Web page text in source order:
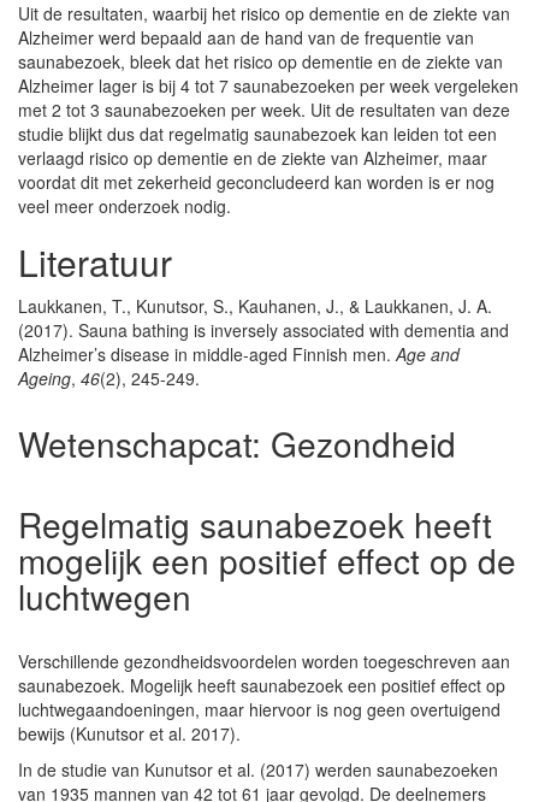
Uit de resultaten, waarbij het risico op dementie en de ziekte van
Alzheimer werd bepaald aan de hand van de frequentie van
saunabezoek, bleek dat het risico op dementie en de ziekte van
Alzheimer lager is bij 4 tot 7 saunabezoeken per week vergeleken
met 2 tot 3 saunabezoeken per week. Uit de resultaten van deze
studie blijkt dus dat regelmatig saunabezoek kan leiden tot een
verlaagd risico op dementie en de ziekte van Alzheimer, maar
voordat dit met zekerheid geconcludeerd kan worden is er nog
veel meer onderzoek nodig.
Literatuur
Laukkanen, T., Kunutsor, S., Kauhanen, J., & Laukkanen, J. A.
(2017). Sauna bathing is inversely associated with dementia and
Alzheimer’s disease in middle-aged Finnish men.Age and
Ageing, 46(2), 245-249.
Wetenschapcat: Gezondheid
Regelmatig saunabezoek heeft
mogelijk een positief effect op de
luchtwegen
Verschillende gezondheidsvoordelen worden toegeschreven aan
saunabezoek. Mogelijk heeft saunabezoek een positief effect op
luchtwegaandoeningen, maar hiervoor is nog geen overtuigend
bewijs (Kunutsor et al. 2017).
In de studie van Kunutsor et al. (2017) werden saunabezoeken
van 1935 mannen van 42 tot 61 jaar gevolgd. De deelnemers